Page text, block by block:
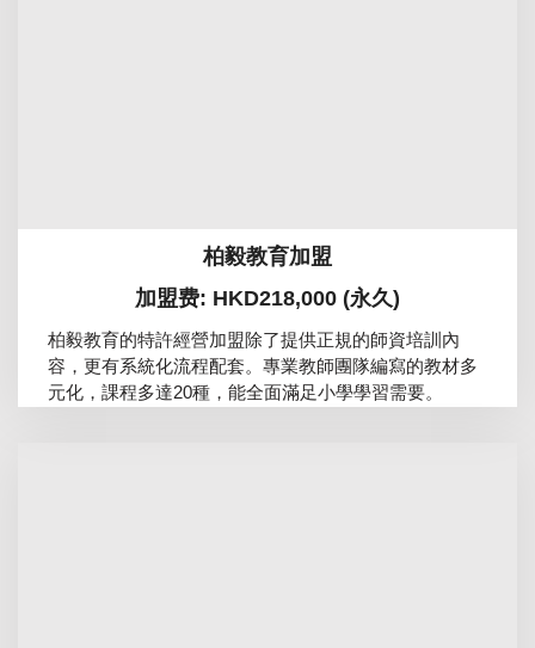
柏毅教育加盟
加盟费: HKD218,000 (永久)
柏毅教育的特許經營加盟除了提供正規的師資培訓內
容，更有系統化流程配套。專業教師團隊編寫的教材多
元化，課程多達20種，能全面滿足小學學習需要。